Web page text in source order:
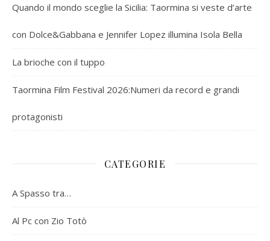
Quando il mondo sceglie la Sicilia: Taormina si veste d’arte
con Dolce&Gabbana e Jennifer Lopez illumina Isola Bella
La brioche con il tuppo
Taormina Film Festival 2026:Numeri da record e grandi
protagonisti
CATEGORIE
A Spasso tra…
Al Pc con Zio Totò